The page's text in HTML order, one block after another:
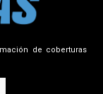
de coberturas